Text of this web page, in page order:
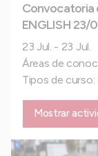
Convocatoria
ENGLISH 23/
23 Jul. - 23 Jul.
Áreas de
Tipos de curso:
Mostrar